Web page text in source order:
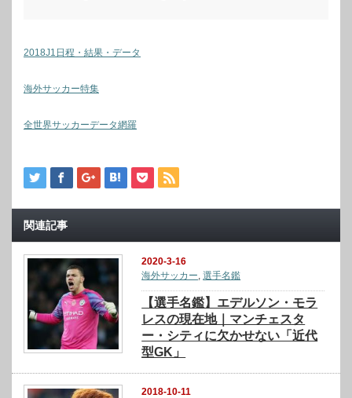
2018J1日程・結果・データ
海外サッカー特集
全世界サッカーデータ網羅
関連記事
2020-3-16
海外サッカー ,選手名鑑
【選手名鑑】エデルソン・モラ
レスの現在地｜マンチェスタ
ー・シティに欠かせない「近代
型GK」
2018-10-11